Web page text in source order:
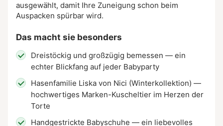
ausgewählt, damit Ihre Zuneigung schon beim
Auspacken spürbar wird.
Das macht sie besonders
Dreistöckig und großzügig bemessen — ein
echter Blickfang auf jeder Babyparty
Hasenfamilie Liska von Nici (Winterkollektion) —
hochwertiges Marken-Kuscheltier im Herzen der
Torte
Handgestrickte Babyschuhe — ein liebevolles